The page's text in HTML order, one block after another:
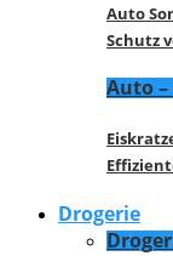
Auto
Schutz
Auto –
Drogerie